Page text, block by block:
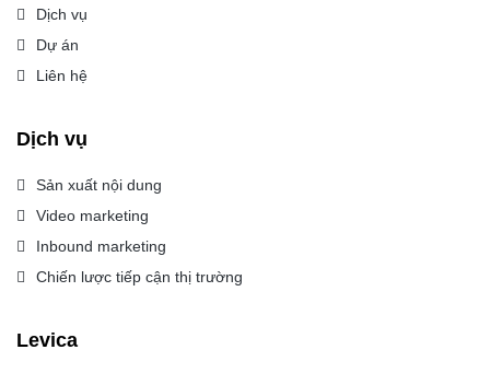
Dịch vụ
Dự án
Liên hệ
Dịch vụ
Sản xuất nội dung
Video marketing
Inbound marketing
Chiến lược tiếp cận thị trường
Levica